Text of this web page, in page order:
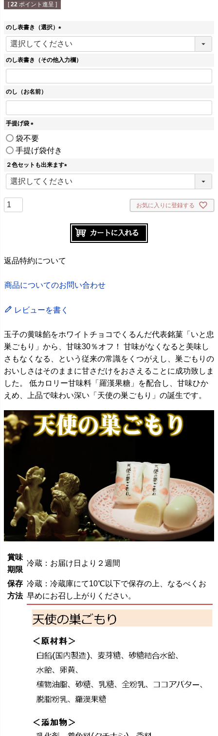
[ 22 ポイント進呈 ]
のし表書き（選択）
(
必
須
のし表書き（その他入力欄）
のし（お名前）
手提げ袋
(
必
須
)
袋不要
手提げ袋付き
２色セットも出来ます
(
必
お気に入りに登録する
返品特約について
商品についてのお問い合わせ
レビューを書く
玉子の黄味餡をホワイトチョコでくるんだ代表銘菓「いと忠
巣ごもり」から、甘味30％オフ！ 甘味がなくなると美味し
さもなくなる、という従来の常識をくつがえし、巣ごもりの
おいしさはそのままに甘さだけをおさえることに成功致しま
した。 低カロリー甘味料「羅漢果糖」を配合し、甘味ひか
えめ、上品で味わい深い「天使の巣ごもり」の誕生です。
賞味
期限
冷蔵：お届け日より２週間
保存
方法
冷蔵：冷蔵庫にて10℃以下で保存の上、なるべくお
早めにお召し上がりください。